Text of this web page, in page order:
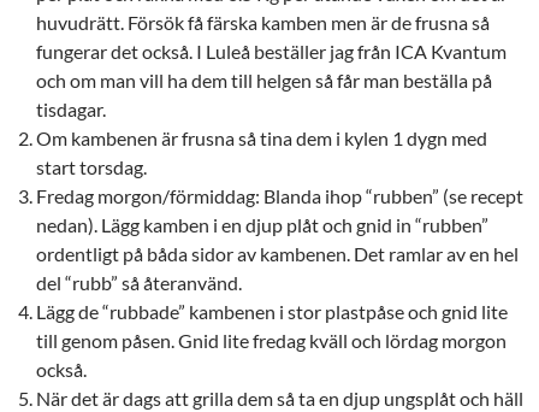
huvudrätt. Försök få färska kamben men är de frusna så
fungerar det också. I Luleå beställer jag från ICA Kvantum
och om man vill ha dem till helgen så får man beställa på
tisdagar.
Om kambenen är frusna så tina dem i kylen 1 dygn med
start torsdag.
Fredag morgon/förmiddag: Blanda ihop “rubben” (se recept
nedan). Lägg kamben i en djup plåt och gnid in “rubben”
ordentligt på båda sidor av kambenen. Det ramlar av en hel
del “rubb” så återanvänd.
Lägg de “rubbade” kambenen i stor plastpåse och gnid lite
till genom påsen. Gnid lite fredag kväll och lördag morgon
också.
När det är dags att grilla dem så ta en djup ungsplåt och häll